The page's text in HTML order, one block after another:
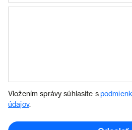
Vložením správy súhlasíte s
údajov.